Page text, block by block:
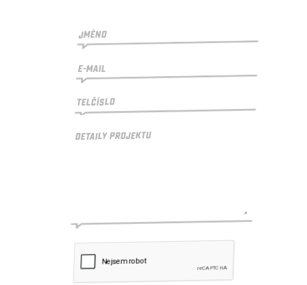
JMÉNO
E-MAIL
TELČÍSLO
DETAILY PROJEKTU